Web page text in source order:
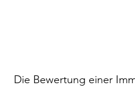
Die Bewertung einer